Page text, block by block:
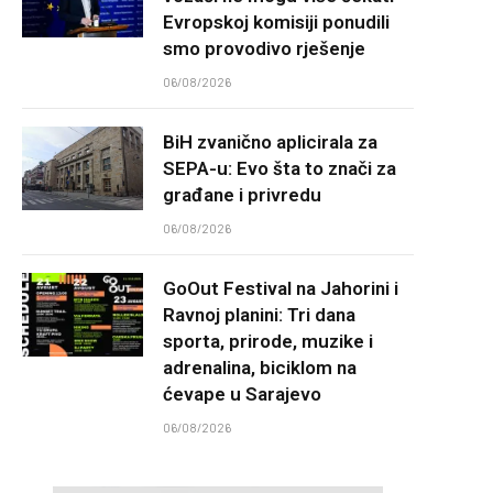
Evropskoj komisiji ponudili
smo provodivo rješenje
06/08/2026
BiH zvanično aplicirala za
SEPA-u: Evo šta to znači za
građane i privredu
06/08/2026
GoOut Festival na Jahorini i
Ravnoj planini: Tri dana
sporta, prirode, muzike i
adrenalina, biciklom na
ćevape u Sarajevo
06/08/2026